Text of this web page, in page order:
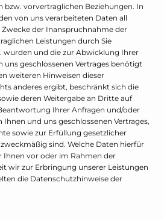
bzw. vorvertraglichen Beziehungen. In
von uns verarbeiteten Daten all
der Inanspruchnahme der
Leistungen durch Sie
wurden und die zur Abwicklung Ihrer
uns geschlossenen Vertrages benötigt
weiteren Hinweisen dieser
anderes ergibt, beschränkt sich die
deren Weitergabe an Dritte auf
Ihrer Anfragen und/oder
und uns geschlossenen Vertrages,
sowie zur Erfüllung gesetzlicher
sind. Welche Daten hierfür
Ihnen vor oder im Rahmen der
wir zur Erbringung unserer Leistungen
die Datenschutzhinweise der